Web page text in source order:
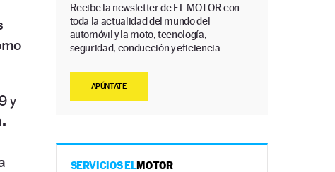
y
Recibe la newsletter de EL MOTOR con
toda la actualidad del mundo del
automóvil y la moto, tecnología,
seguridad, conducción y eficiencia.
APÚNTATE
SERVICIOS ELMOTOR